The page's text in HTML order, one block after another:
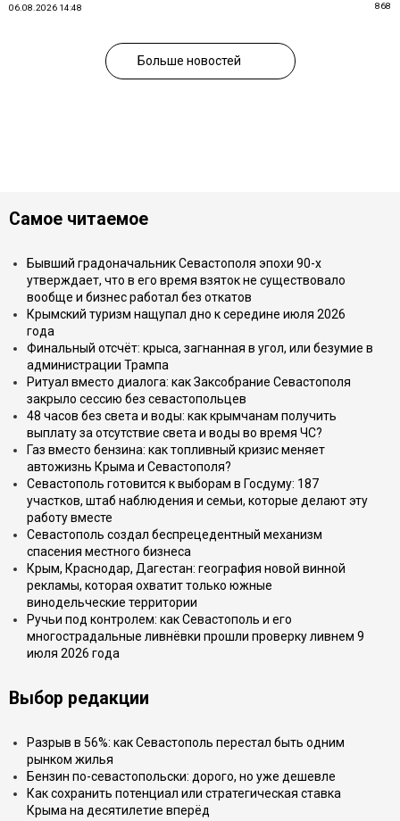
06.08.2026 14:48 868
Больше новостей
Самое читаемое
Бывший градоначальник Севастополя эпохи 90-х
утверждает, что в его время взяток не существовало
вообще и бизнес работал без откатов
Крымский туризм нащупал дно к середине июля 2026
года
Финальный отсчёт: крыса, загнанная в угол, или безумие в
администрации Трампа
Ритуал вместо диалога: как Заксобрание Севастополя
закрыло сессию без севастопольцев
48 часов без света и воды: как крымчанам получить
выплату за отсутствие света и воды во время ЧС?
Газ вместо бензина: как топливный кризис меняет
автожизнь Крыма и Севастополя?
Севастополь готовится к выборам в Госдуму: 187
участков, штаб наблюдения и семьи, которые делают эту
работу вместе
Севастополь создал беспрецедентный механизм
спасения местного бизнеса
Крым, Краснодар, Дагестан: география новой винной
рекламы, которая охватит только южные
винодельческие территории
Ручьи под контролем: как Севастополь и его
многострадальные ливнёвки прошли проверку ливнем 9
июля 2026 года
Выбор редакции
Разрыв в 56%: как Севастополь перестал быть одним
рынком жилья
Бензин по-севастопольски: дорого, но уже дешевле
Как сохранить потенциал или стратегическая ставка
Крыма на десятилетие вперёд